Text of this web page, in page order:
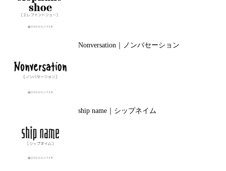
Nonversation｜ノンバセーション
ship name｜シップネイム